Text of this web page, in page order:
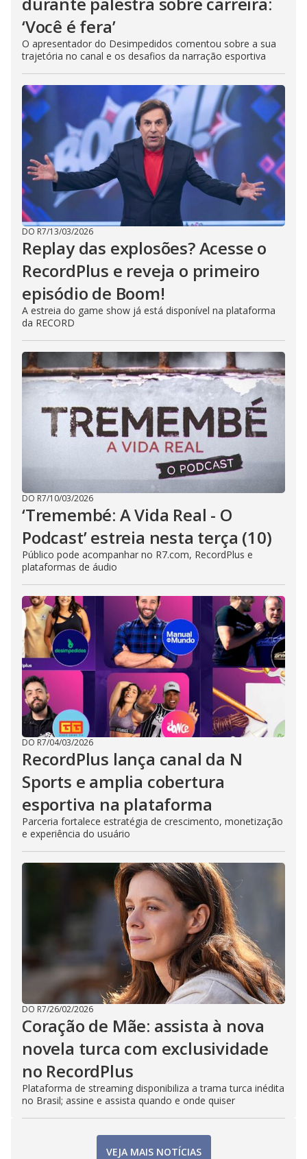
‘Você é fera’
O apresentador do Desimpedidos comentou sobre a sua
trajetória no canal e os desafios da narração esportiva
DO R7/13/03/2026
Replay das explosões? Acesse o
RecordPlus e reveja o primeiro
episódio de Boom!
A estreia do game show já está disponível na plataforma
da RECORD
DO R7/10/03/2026
‘Tremembé: A Vida Real - O
Podcast’ estreia nesta terça (10)
Público pode acompanhar no R7.com, RecordPlus e
plataformas de áudio
DO R7/04/03/2026
RecordPlus lança canal da N
Sports e amplia cobertura
esportiva na plataforma
Parceria fortalece estratégia de crescimento, monetização
e experiência do usuário
DO R7/26/02/2026
Coração de Mãe: assista à nova
novela turca com exclusividade
no RecordPlus
Plataforma de streaming disponibiliza a trama turca inédita
no Brasil; assine e assista quando e onde quiser
VEJA MAIS NOTÍCIAS